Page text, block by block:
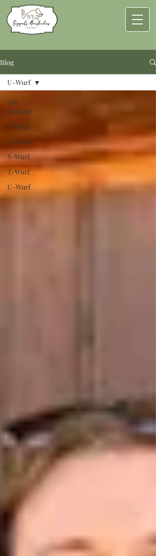
Blog
Alle
Beiträge
V-Wurf
W-Wurf
S-Wurf
T-Wurf
U-Wurf
U-Wurf